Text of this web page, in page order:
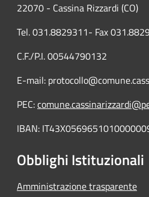
22070 - Cassina Rizzardi (CO)
Tel. 031.8829311- Fax
C.F./P.I. 00544790132
E-mail:
PEC:
IBAN:
Obblighi Istituzionali
Amministrazione trasparente